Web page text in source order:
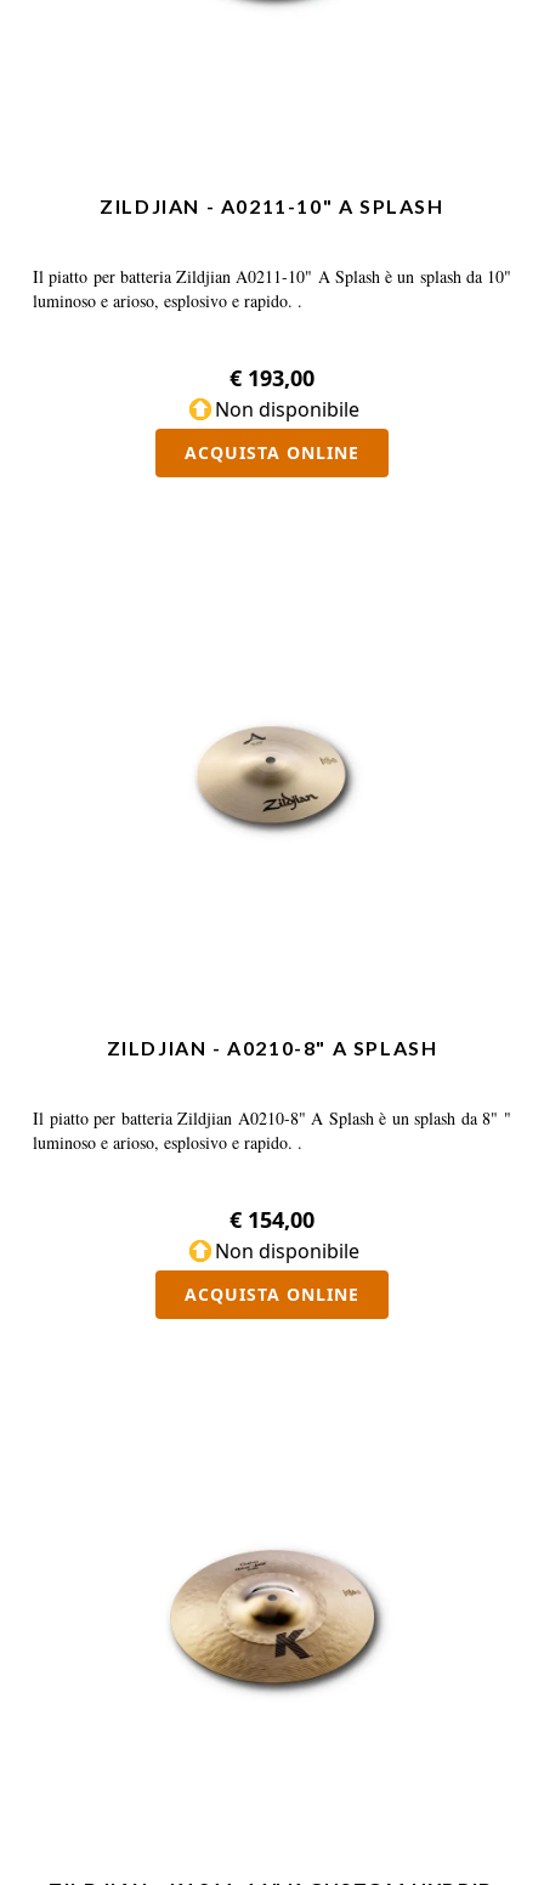
ZILDJIAN - A0211-10" A SPLASH
Il piatto per batteria Zildjian A0211-10" A Splash è un splash da 10"
luminoso e arioso, esplosivo e rapido. .
€ 193,00
Non disponibile
ACQUISTA ONLINE
ZILDJIAN - A0210-8" A SPLASH
Il piatto per batteria Zildjian A0210-8" A Splash è un splash da 8" "
luminoso e arioso, esplosivo e rapido. .
€ 154,00
Non disponibile
ACQUISTA ONLINE